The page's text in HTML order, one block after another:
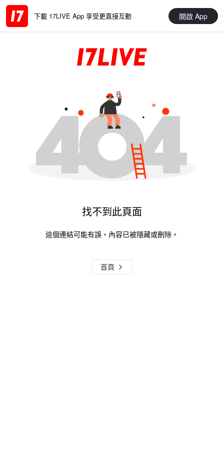
下載 17LIVE App 享受更直接互動 開啟 App
找不到此頁面
這個連結可能有誤，內容已被隱藏或刪除。
首頁